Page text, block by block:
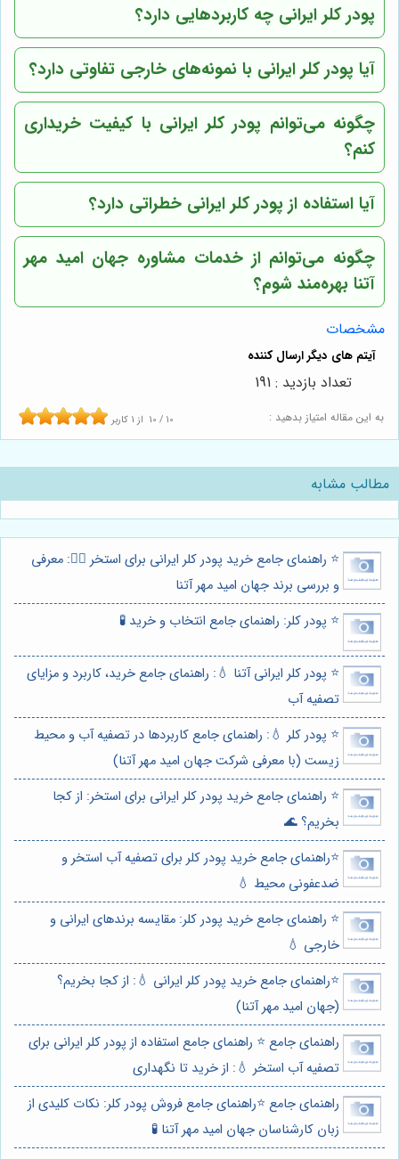
پودر کلر ایرانی چه کاربردهایی دارد؟
آیا پودر کلر ایرانی با نمونه‌های خارجی تفاوتی دارد؟
چگونه می‌توانم پودر کلر ایرانی با کیفیت خریداری
کنم؟
آیا استفاده از پودر کلر ایرانی خطراتی دارد؟
چگونه می‌توانم از خدمات مشاوره جهان امید مهر
آتنا بهره‌مند شوم؟
مشخصات
به این مقاله امتیاز بدهید : 10 / 10 از 1 کاربر
تعداد بازدید : 191
مطالب مشابه
⭐️ راهنمای جامع خرید پودر کلر ایرانی برای استخر 🏊‍♂️: معرفی
و بررسی برند جهان امید مهر آتنا
⭐️ پودر کلر: راهنمای جامع انتخاب و خرید 🧪
⭐️ پودر کلر ایرانی آتنا 💧: راهنمای جامع خرید، کاربرد و مزایای
تصفیه آب
⭐️ پودر کلر 💧: راهنمای جامع کاربردها در تصفیه آب و محیط
زیست (با معرفی شرکت جهان امید مهر آتنا)
⭐️ راهنمای جامع خرید پودر کلر ایرانی برای استخر: از کجا
بخریم؟ 🌊
⭐️راهنمای جامع خرید پودر کلر برای تصفیه آب استخر و
ضدعفونی محیط 💧
⭐️ راهنمای جامع خرید پودر کلر: مقایسه برندهای ایرانی و
خارجی 💧
⭐️راهنمای جامع خرید پودر کلر ایرانی 💧: از کجا بخریم؟
(جهان امید مهر آتنا)
راهنمای جامع ⭐️ راهنمای جامع استفاده از پودر کلر ایرانی برای
تصفیه آب استخر 💧: از خرید تا نگهداری
راهنمای جامع ⭐️راهنمای جامع فروش پودر کلر: نکات کلیدی از
زبان کارشناسان جهان امید مهر آتنا 🧪